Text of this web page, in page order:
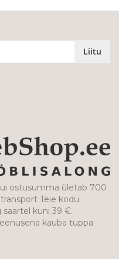
Liitu
ostusumma ületab 700
Teie kodu
kuni 39 €.
kauba tuppa